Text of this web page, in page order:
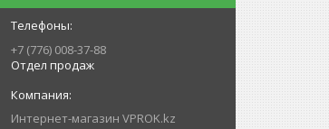
+7 (776) 008-37-88
Отдел продаж
Интернет-магазин VPROK.kz